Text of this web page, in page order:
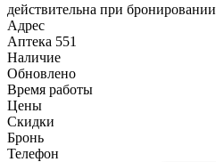
действительна при бронировании
Адрес
Аптека 551
Наличие
Обновлено
Время работы
Цены
Скидки
Бронь
Телефон